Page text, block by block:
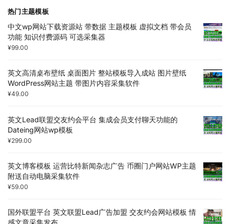
热门主题模板
中文wp网站下载资源站 带数据 主题模板 虚拟文档 带会员
功能 知识付费源码 可选采集器
¥99.00
英文高清桌布壁纸 桌面图片 整站模板导入成站 图片壁纸
WordPress网站主题 带图片内容采集软件
¥49.00
英文Lead联盟交友约会平台 集成会员支付聊天功能的
Dateing网站wp模板
¥299.00
英文博客模板 运营比特新闻杂志广告 币圈门户网站WP主题
附送自动电脑采集软件
¥59.00
国外联盟平台 英文联盟Lead广告加盟 交友约会网站模板 情